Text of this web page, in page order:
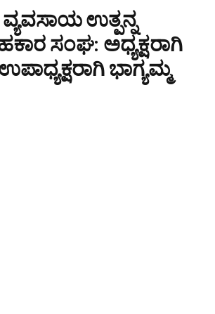
ಉತ್ಪನ್ನ
ಸಂಘ: ಅಧ್ಯಕ್ಷರಾಗಿ
ಭಾಗ್ಯಮ್ಮ